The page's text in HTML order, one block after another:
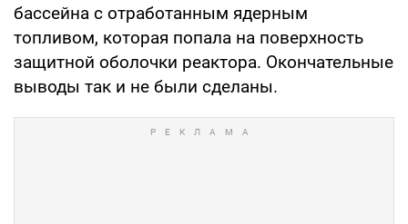
бассейна с отработанным ядерным
топливом, которая попала на поверхность
защитной оболочки реактора. Окончательные
выводы так и не были сделаны.